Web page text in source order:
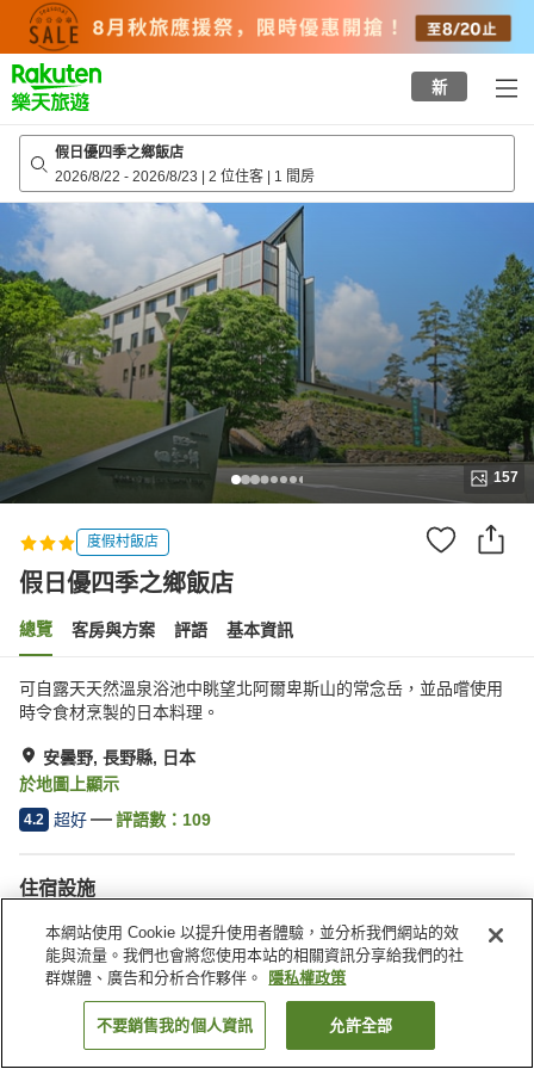
top
page
新
假日優四季之鄉飯店
2026/8/22 - 2026/8/23 | 2 位住客 | 1 間房
157
度假村飯店
假日優四季之鄉飯店
總覽 客房與方案 評語 基本資訊
可自露天天然溫泉浴池中眺望北阿爾卑斯山的常念岳，並品嚐使用
時令食材烹製的日本料理。
安曇野, 長野縣, 日本
於地圖上顯示
4.2 超好 評語數： 109
住宿設施
停車場
按摩浴缸
三溫暖
餐廳
找客房
本網站使用 Cookie 以提升使用者體驗，並分析我們網站的效
能與流量。我們也會將您使用本站的相關資訊分享給我們的社
群媒體、廣告和分析合作夥伴。
隱私權政策
不要銷售我的個人資訊 允許全部